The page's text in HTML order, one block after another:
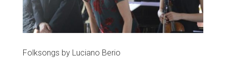
Folksongs by Luciano Berio